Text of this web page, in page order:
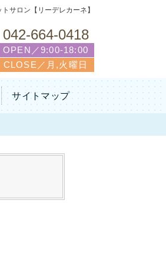
サロン【リーデレカーネ】
042-664-0418
OPEN／9:00-18:00
CLOSE／月,火曜日
サイトマップ